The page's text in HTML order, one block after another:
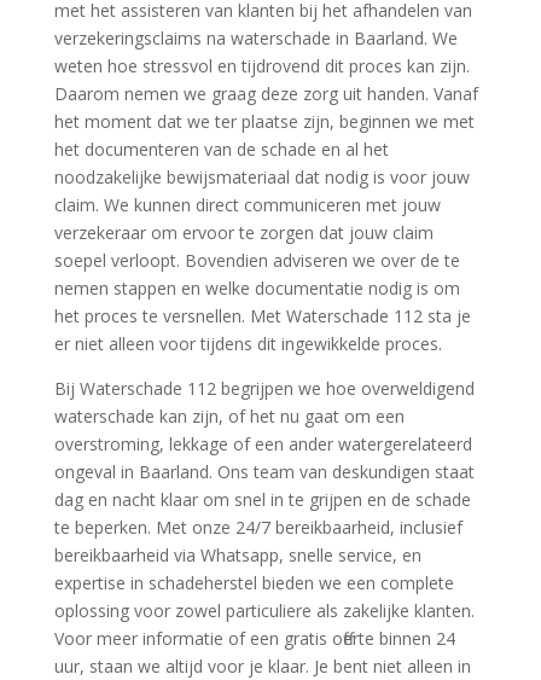
met het assisteren van klanten bij het afhandelen van
verzekeringsclaims na waterschade in Baarland.​ We
weten hoe stressvol en tijdrovend dit proces kan zijn.​
Daarom nemen we graag deze zorg uit handen.​ Vanaf
het moment dat we ter plaatse zijn, beginnen we met
het documenteren van de schade en al het
noodzakelijke bewijsmateriaal dat nodig is voor jouw
claim.​ We kunnen direct communiceren met jouw
verzekeraar om ervoor te zorgen dat jouw claim
soepel verloopt.​ Bovendien adviseren we over de te
nemen stappen en welke documentatie nodig is om
het proces te versnellen.​ Met Waterschade 112 sta je
er niet alleen voor tijdens dit ingewikkelde proces.​
Bij Waterschade 112 begrijpen we hoe overweldigend
waterschade kan zijn, of het nu gaat om een
overstroming, lekkage of een ander watergerelateerd
ongeval in Baarland.​ Ons team van deskundigen staat
dag en nacht klaar om snel in te grijpen en de schade
te beperken.​ Met onze 24/7 bereikbaarheid, inclusief
bereikbaarheid via Whatsapp, snelle service, en
expertise in schadeherstel bieden we een complete
oplossing voor zowel particuliere als zakelijke klanten.​
Voor meer informatie of een gratis offerte binnen 24
uur, staan we altijd voor je klaar.​ Je bent niet alleen in